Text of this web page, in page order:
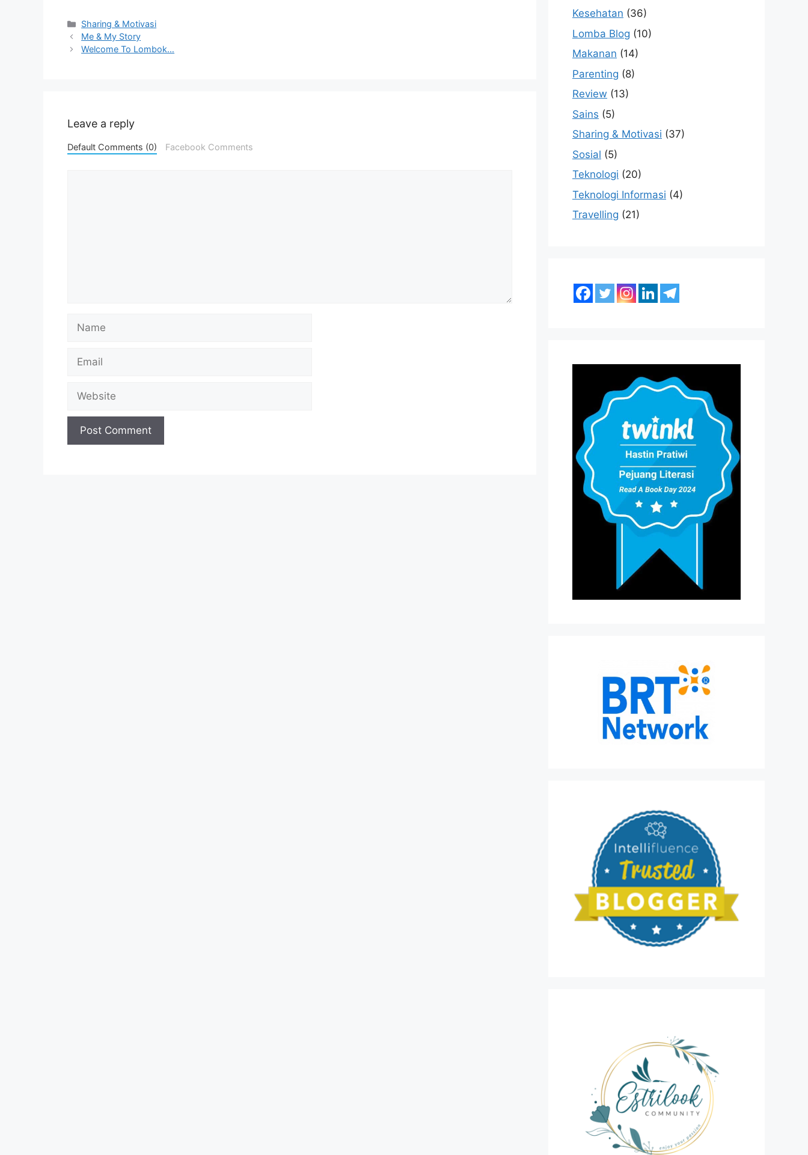
Categories
Sharing & Motivasi
Me & My Story
Welcome To Lombok…
Leave a reply
Default Comments (0) Facebook Comments
Kesehatan (36)
Lomba Blog (10)
Makanan (14)
Parenting (8)
Review (13)
Sains (5)
Sharing & Motivasi (37)
Sosial (5)
Teknologi (20)
Teknologi Informasi (4)
Travelling (21)